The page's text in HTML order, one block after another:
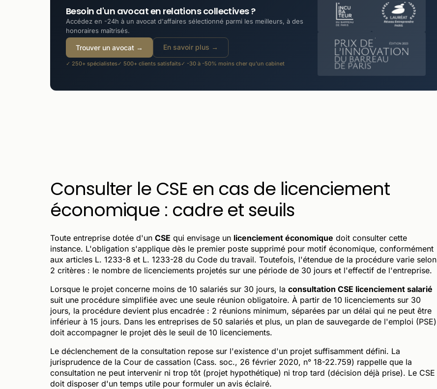
Besoin d'un avocat en relations collectives ?
Accédez en -24h à un avocat d'affaires sélectionné parmi les meilleurs, à des
honoraires maîtrisés.
Trouver un avocat → En savoir plus →
✓ 250+ spécialistes✓ 500+ clients satisfaits✓ -30 à -50% moins cher qu'un cabinet
Consulter le CSE en cas de licenciement
économique : cadre et seuils
Toute entreprise dotée d'un CSE qui envisage un licenciement économique doit consulter cette
instance. L'obligation s'applique dès le premier poste supprimé pour motif économique, conformément
aux articles L. 1233-8 et L. 1233-28 du Code du travail. Toutefois, l'étendue de la procédure varie selon
2 critères : le nombre de licenciements projetés sur une période de 30 jours et l'effectif de l'entreprise.
Lorsque le projet concerne moins de 10 salariés sur 30 jours, la consultation CSE licenciement salarié
suit une procédure simplifiée avec une seule réunion obligatoire. À partir de 10 licenciements sur 30
jours, la procédure devient plus encadrée : 2 réunions minimum, séparées par un délai qui ne peut être
inférieur à 15 jours. Dans les entreprises de 50 salariés et plus, un plan de sauvegarde de l'emploi (PSE)
doit accompagner le projet dès le seuil de 10 licenciements.
Le déclenchement de la consultation repose sur l'existence d'un projet suffisamment défini. La
jurisprudence de la Cour de cassation (Cass. soc., 26 février 2020, n° 18-22.759) rappelle que la
consultation ne peut intervenir ni trop tôt (projet hypothétique) ni trop tard (décision déjà prise). Le CSE
doit disposer d'un temps utile pour formuler un avis éclairé.